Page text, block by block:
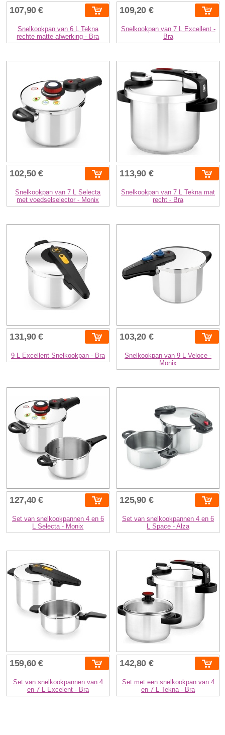
107,90 €
Snelkookpan van 6 L Tekna
rechte matte afwerking - Bra
109,20 €
Snelkookpan van 7 L Excellent -
Bra
102,50 €
Snelkookpan van 7 L Selecta
met voedselselector - Monix
113,90 €
Snelkookpan van 7 L Tekna mat
recht - Bra
131,90 €
9 L Excellent Snelkookpan - Bra
103,20 €
Snelkookpan van 9 L Veloce -
Monix
127,40 €
Set van snelkookpannen 4 en 6
L Selecta - Monix
125,90 €
Set van snelkookpannen 4 en 6
L Space - Alza
159,60 €
Set van snelkookpannen van 4
en 7 L Excelent - Bra
142,80 €
Set met een snelkookpan van 4
en 7 L Tekna - Bra